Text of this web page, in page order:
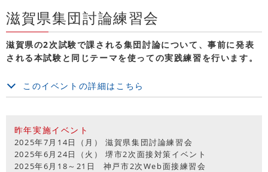
滋賀県集団討論練習会
滋賀県の2次試験で課される集団討論について、事前に発表
される本試験と同じテーマを使っての実践練習を行います。
このイベントの詳細はこちら
昨年実施イベント
2025年7月14日（月） 滋賀県集団討論練習会
2025年6月24日（火） 堺市2次面接対策イベント
2025年6月18～21日 神戸市2次Web面接練習会